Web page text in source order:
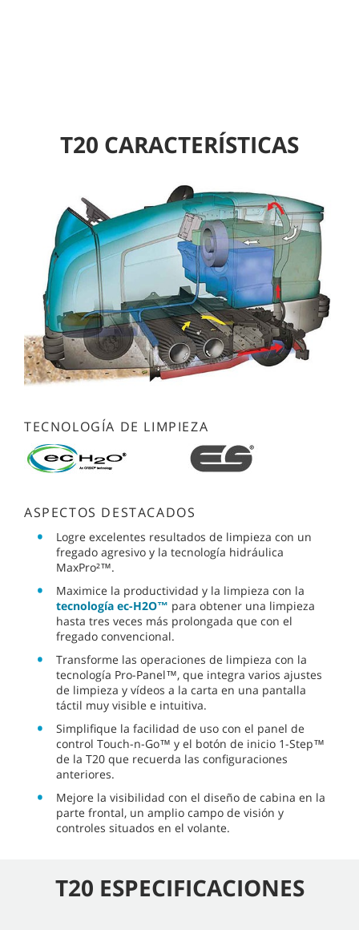
T20 CARACTERÍSTICAS
TECNOLOGÍA DE LIMPIEZA
ASPECTOS DESTACADOS
Logre excelentes resultados de limpieza con un
fregado agresivo y la tecnología hidráulica
MaxPro²™.
Maximice la productividad y la limpieza con la
tecnología ec-H2O™ para obtener una limpieza
hasta tres veces más prolongada que con el
fregado convencional.
Transforme las operaciones de limpieza con la
tecnología Pro-Panel™, que integra varios ajustes
de limpieza y vídeos a la carta en una pantalla
táctil muy visible e intuitiva.
Simplifique la facilidad de uso con el panel de
control Touch-n-Go™ y el botón de inicio 1-Step™
de la T20 que recuerda las configuraciones
anteriores.
Mejore la visibilidad con el diseño de cabina en la
parte frontal, un amplio campo de visión y
controles situados en el volante.
T20 ESPECIFICACIONES